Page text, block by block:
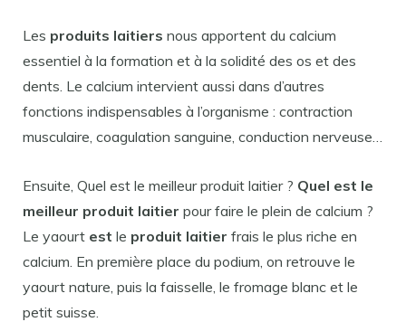
Les produits laitiers nous apportent du calcium
essentiel à la formation et à la solidité des os et des
dents. Le calcium intervient aussi dans d’autres
fonctions indispensables à l’organisme : contraction
musculaire, coagulation sanguine, conduction nerveuse…
Ensuite, Quel est le meilleur produit laitier ? Quel est le
meilleur produit laitier pour faire le plein de calcium ?
Le yaourt est le produit laitier frais le plus riche en
calcium. En première place du podium, on retrouve le
yaourt nature, puis la faisselle, le fromage blanc et le
petit suisse.